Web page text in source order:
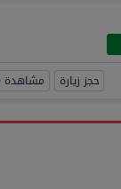
حجز زيارة مشاهدة 360